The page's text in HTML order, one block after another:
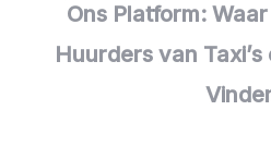
Ons Platform:
Huurders van Taxi’s